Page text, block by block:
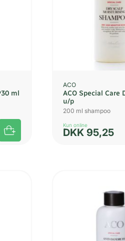
ml
ACO
ACO Special Care
u/p
200 ml shampoo
Kun online
DKK 95,25